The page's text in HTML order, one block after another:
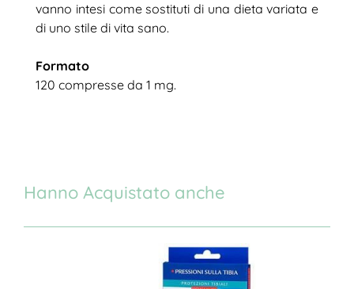
vanno intesi come sostituti di una dieta variata e
di uno stile di vita sano.
Formato
120 compresse da 1 mg.
Hanno Acquistato anche